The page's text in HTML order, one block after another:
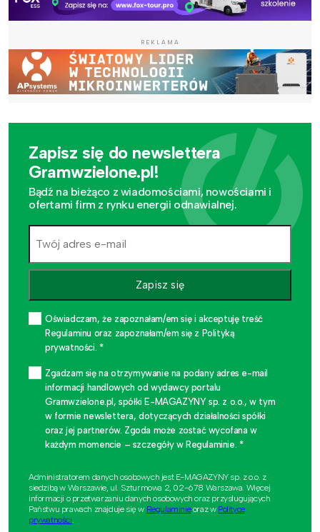
REKLAMA
Zapisz się do newslettera
Gramwzielone.pl!
Bądź na bieżąco z wiadomościami, nowościami i
ofertami firm z rynku energii odnawialnej.
Zapisz się
Oświadczam, że zapoznałam/em się i akceptuję treść
Regulaminu oraz zapoznałam/em się z Polityką
prywatności. *
Zgadzam się na otrzymywanie na podany adres e-mail
informacji handlowych od wydawcy portalu
Gramwzielone.pl, spółki E-MAGAZYNY sp. z o.o., w tym
w formie newslettera, dotyczących działalności spółki
oraz jej partnerów. Zgoda może zostać wycofana w
każdym momencie – szczegóły w Regulaminie. *
Administratorem danych osobowych jest E-MAGAZYNY sp. z o.o. z
siedzibą w Warszawie, ul. Szturmowa 2, 02-678 Warszawa. Więcej
informacji o przetwarzaniu danych osobowych oraz przysługujących
Państwu prawach znajduje się w Regulaminieoraz w Polityce
prywatności.